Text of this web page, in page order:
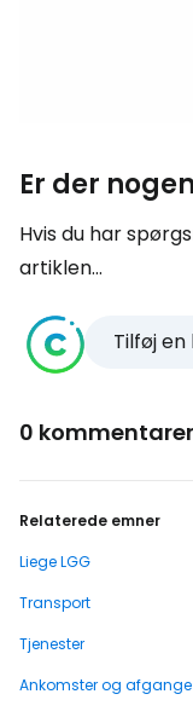
Er der
Hvis du har
artiklen...
Tilføj
0 kommentarer
Relaterede emner
Liege LGG
Transport
Tjenester
Ankomster og afgange